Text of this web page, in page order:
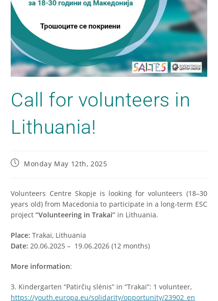
Call for volunteers in
Lithuania!
Monday May 12th, 2025
Volunteers Centre Skopje is looking for volunteers (18–30
years old) from Macedonia to participate in a long-term ESC
project“Volunteering in Trakai” in Lithuania.
Place: Trakai, Lithuania
Date: 20.06.2025 – 19.06.2026 (12 months)
More information:
3. Kindergarten “Patirčių slėnis” in “Trakai”: 1 volunteer,
https://youth.europa.eu/solidarity/opportunity/23902_en